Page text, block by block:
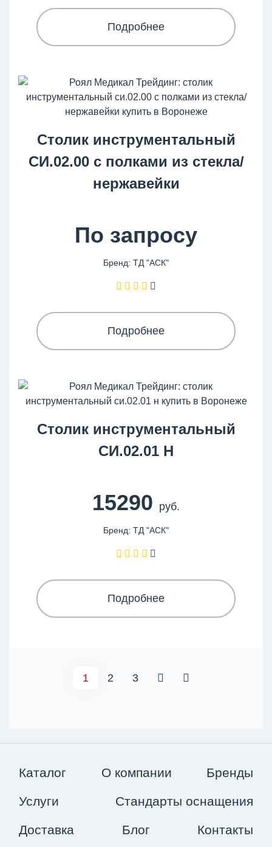
Подробнее
Столик инструментальный
СИ.02.00 с полками из стекла/
нержавейки
По запросу
Бренд: ТД "АСК"
Подробнее
Столик инструментальный
СИ.02.01 Н
15290 руб.
Бренд: ТД "АСК"
Подробнее
1 2 3
Каталог О компании Бренды
Услуги Стандарты оснащения
Доставка Блог Контакты